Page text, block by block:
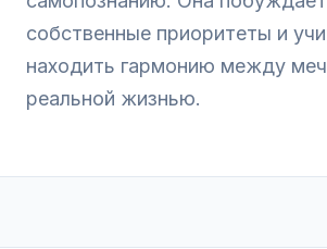
собственные приоритеты и
находить гармонию между
реальной жизнью.